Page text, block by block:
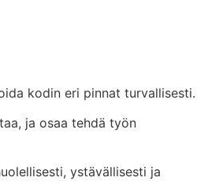
kodin eri pinnat turvallisesti.
ja osaa tehdä työn
ystävällisesti ja